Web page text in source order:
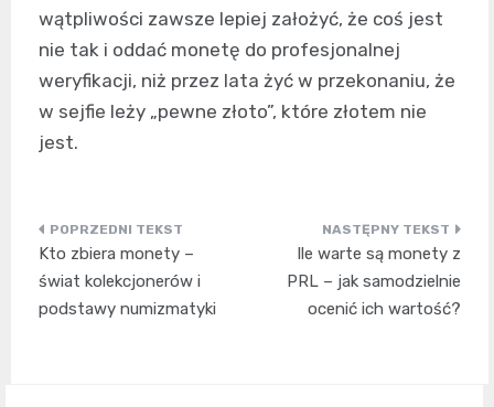
wątpliwości zawsze lepiej założyć, że coś jest
nie tak i oddać monetę do profesjonalnej
weryfikacji, niż przez lata żyć w przekonaniu, że
w sejfie leży „pewne złoto”, które złotem nie
jest.
Nawigacja
wpisu
Kto zbiera monety –
świat kolekcjonerów i
podstawy numizmatyki
Ile warte są monety z
PRL – jak samodzielnie
ocenić ich wartość?